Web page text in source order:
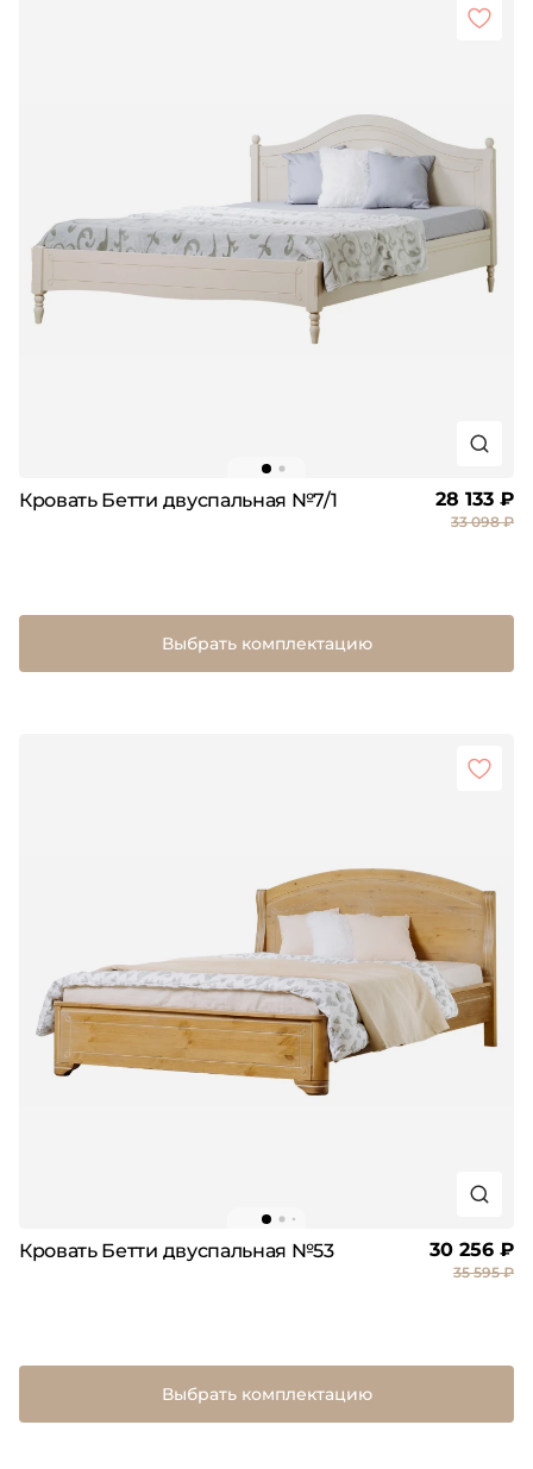
Кровать Бетти двуспальная №7/1 28 133 ₽
33 098 ₽
Выбрать комплектацию
Кровать Бетти двуспальная №53 30 256 ₽
35 595 ₽
Выбрать комплектацию